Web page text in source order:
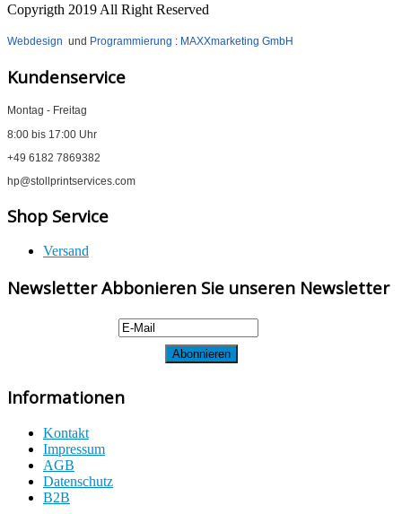
Copyrigth 2019 All Right Reserved
Webdesign und Programmierung : MAXXmarketing GmbH
Kundenservice
Montag - Freitag
8:00 bis 17:00 Uhr
+49 6182 7869382
hp@stollprintservices.com
Shop Service
Versand
Newsletter Abbonieren Sie unseren Newsletter
Informationen
Kontakt
Impressum
AGB
Datenschutz
B2B